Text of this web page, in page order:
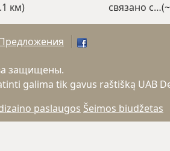
км)
связано
защищены.
galima tik gavus raštišką UAB
paslaugos Šeimos biudžetas